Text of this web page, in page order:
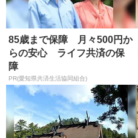
85歳まで保障 月々500円か
らの安心 ライフ共済の保
障
PR(愛知県共済生活協同組合)